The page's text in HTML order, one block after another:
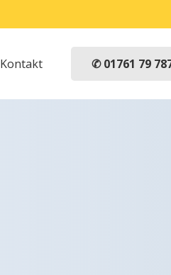
Kontakt ✆ 01761 79